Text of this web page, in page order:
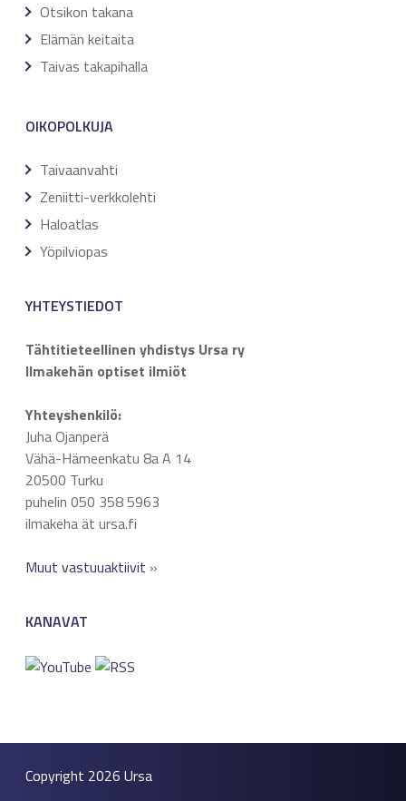
Otsikon takana
Elämän keitaita
Taivas takapihalla
OIKOPOLKUJA
Taivaanvahti
Zeniitti-verkkolehti
Haloatlas
Yöpilviopas
YHTEYSTIEDOT
Tähtitieteellinen yhdistys Ursa ry
Ilmakehän optiset ilmiöt
Yhteyshenkilö:
Juha Ojanperä
Vähä-Hämeenkatu 8a A 14
20500 Turku
puhelin 050 358 5963
ilmakeha ät ursa.fi
Muut vastuuaktiivit »
KANAVAT
Copyright 2026 Ursa